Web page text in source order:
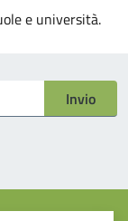
e università.
Invio